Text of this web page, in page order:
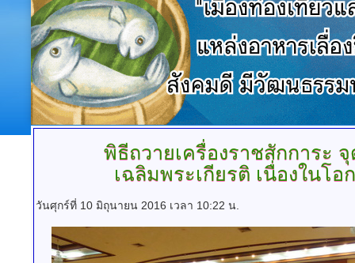
พิธีถวายเครื่องราชสักการะ จุ
เฉลิมพระเกียรติ เนื่องในโ
วันศุกร์ที่ 10 มิถุนายน 2016 เวลา 10:22 น.